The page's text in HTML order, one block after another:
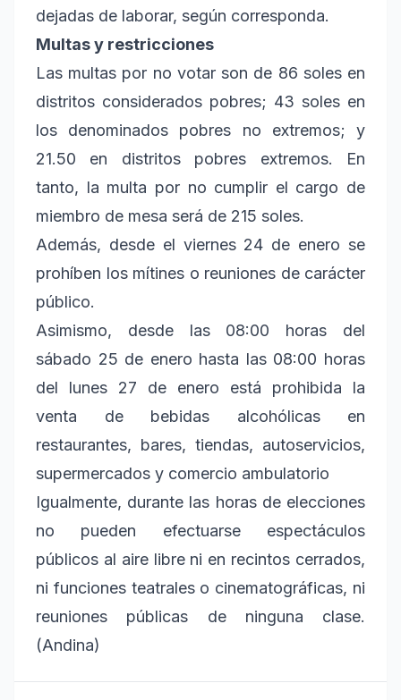
dejadas de laborar, según corresponda.
Multas y restricciones
Las multas por no votar son de 86 soles en
distritos considerados pobres; 43 soles en
los denominados pobres no extremos; y
21.50 en distritos pobres extremos. En
tanto, la multa por no cumplir el cargo de
miembro de mesa será de 215 soles.
Además, desde el viernes 24 de enero se
prohíben los mítines o reuniones de carácter
público.
Asimismo, desde las 08:00 horas del
sábado 25 de enero hasta las 08:00 horas
del lunes 27 de enero está prohibida la
venta de bebidas alcohólicas en
restaurantes, bares, tiendas, autoservicios,
supermercados y comercio ambulatorio
Igualmente, durante las horas de elecciones
no pueden efectuarse espectáculos
públicos al aire libre ni en recintos cerrados,
ni funciones teatrales o cinematográficas, ni
reuniones públicas de ninguna clase.
(Andina)